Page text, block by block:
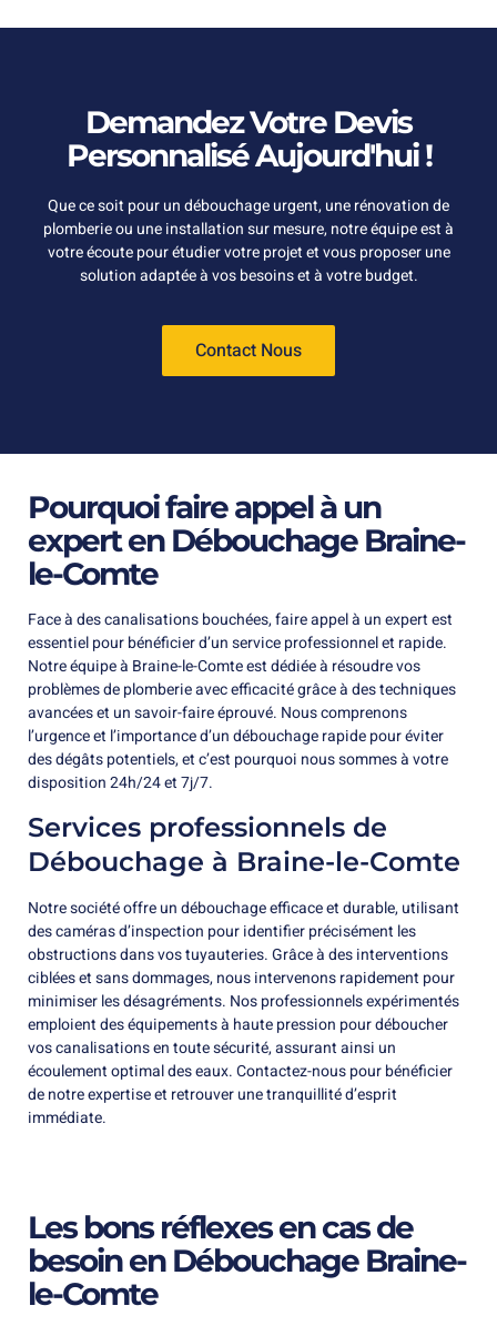
Demandez Votre Devis
Personnalisé Aujourd'hui !
Que ce soit pour un débouchage urgent, une rénovation de
plomberie ou une installation sur mesure, notre équipe est à
votre écoute pour étudier votre projet et vous proposer une
solution adaptée à vos besoins et à votre budget.
Contact Nous
Pourquoi faire appel à un
expert en Débouchage Braine-
le-Comte
Face à des canalisations bouchées, faire appel à un expert est
essentiel pour bénéficier d’un service professionnel et rapide.
Notre équipe à Braine-le-Comte est dédiée à résoudre vos
problèmes de plomberie avec efficacité grâce à des techniques
avancées et un savoir-faire éprouvé. Nous comprenons
l’urgence et l’importance d’un débouchage rapide pour éviter
des dégâts potentiels, et c’est pourquoi nous sommes à votre
disposition 24h/24 et 7j/7.
Services professionnels de
Débouchage à Braine-le-Comte
Notre société offre un débouchage efficace et durable, utilisant
des caméras d’inspection pour identifier précisément les
obstructions dans vos tuyauteries. Grâce à des interventions
ciblées et sans dommages, nous intervenons rapidement pour
minimiser les désagréments. Nos professionnels expérimentés
emploient des équipements à haute pression pour déboucher
vos canalisations en toute sécurité, assurant ainsi un
écoulement optimal des eaux. Contactez-nous pour bénéficier
de notre expertise et retrouver une tranquillité d’esprit
immédiate.
Les bons réflexes en cas de
besoin en Débouchage Braine-
le-Comte